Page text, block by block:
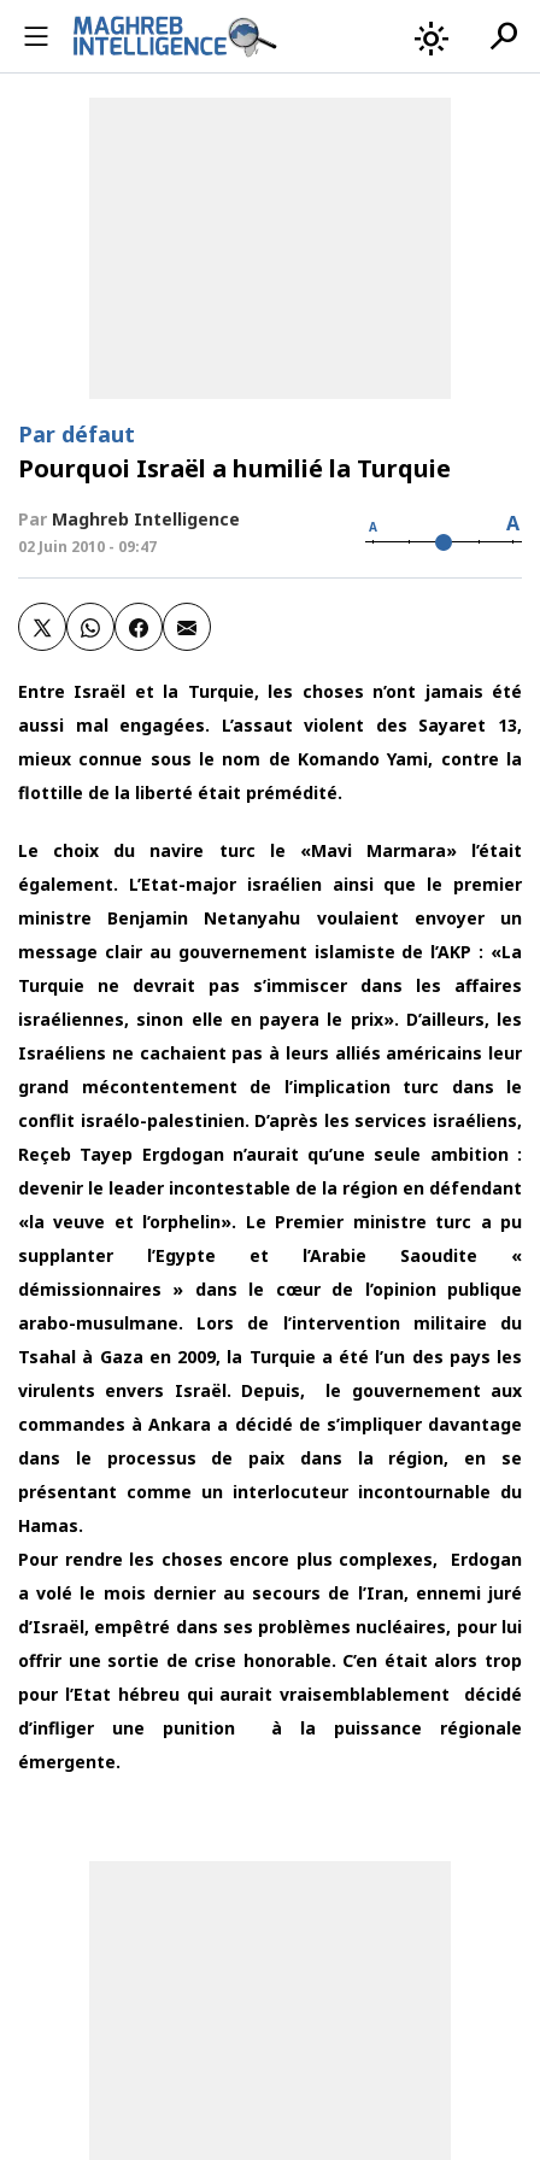
light_mode search
Par défaut
Pourquoi Israël a humilié la Turquie
Par Maghreb Intelligence
02 Juin 2010 - 09:47
A A
Entre Israël et la Turquie, les choses n’ont jamais été
aussi mal engagées. L’assaut violent des Sayaret 13,
mieux connue sous le nom de Komando Yami, contre la
flottille de la liberté était prémédité.
Le choix du navire turc le «Mavi Marmara» l’était
également. L’Etat-major israélien ainsi que le premier
ministre Benjamin Netanyahu voulaient envoyer un
message clair au gouvernement islamiste de l’AKP : «La
Turquie ne devrait pas s’immiscer dans les affaires
israéliennes, sinon elle en payera le prix». D’ailleurs, les
Israéliens ne cachaient pas à leurs alliés américains leur
grand mécontentement de l’implication turc dans le
conflit israélo-palestinien. D’après les services israéliens,
Reçeb Tayep Ergdogan n’aurait qu’une seule ambition :
devenir le leader incontestable de la région en défendant
«la veuve et l’orphelin». Le Premier ministre turc a pu
supplanter l’Egypte et l’Arabie Saoudite «
démissionnaires » dans le cœur de l’opinion publique
arabo-musulmane. Lors de l’intervention militaire du
Tsahal à Gaza en 2009, la Turquie a été l’un des pays les
virulents envers Israël. Depuis, le gouvernement aux
commandes à Ankara a décidé de s’impliquer davantage
dans le processus de paix dans la région, en se
présentant comme un interlocuteur incontournable du
Hamas.
Pour rendre les choses encore plus complexes, Erdogan
a volé le mois dernier au secours de l’Iran, ennemi juré
d’Israël, empêtré dans ses problèmes nucléaires, pour lui
offrir une sortie de crise honorable. C’en était alors trop
pour l’Etat hébreu qui aurait vraisemblablement décidé
d’infliger une punition à la puissance régionale
émergente.